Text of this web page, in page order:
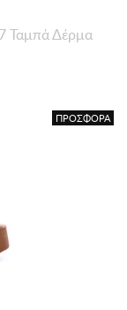
Ταμπά Δέρμα
ΠΡΟΣΦΟΡΑ